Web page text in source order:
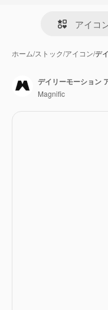
ホーム/ストック/アイコン/デ
デイリーモーション
Magnific